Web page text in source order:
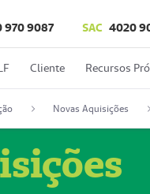
970 9087 SAC 4020
Cliente Recursos
Novas Aquisições